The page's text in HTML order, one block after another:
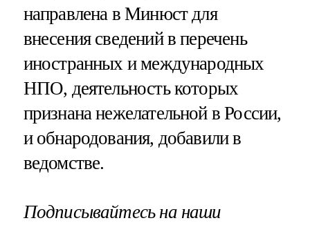
направлена в Минюст для
внесения сведений в перечень
иностранных и международных
НПО, деятельность которых
признана нежелательной в России,
и обнародования, добавили в
ведомстве.
Подписывайтесь на наши